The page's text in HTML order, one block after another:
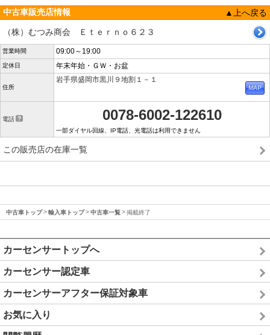
中古車販売店情報
▲上へ戻る
（株）むつみ商会 Ｅｔｅｒｎｏ６２３
営業時間 09:00～19:00
定休日 年末年始・ＧＷ・お盆
住所
岩手県盛岡市黒川９地割１－１
電話 0078-6002-122610
一部ダイヤル回線、IP電話、光電話は利用できません
この販売店の在庫一覧
中古車トップ 輸入車トップ 中古車一覧 掲載終了
カーセンサートップへ
カーセンサー認定車
カーセンサーアフター保証対象車
お気に入り